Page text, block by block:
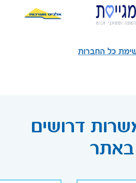
כל החברות
דרושים
באתר